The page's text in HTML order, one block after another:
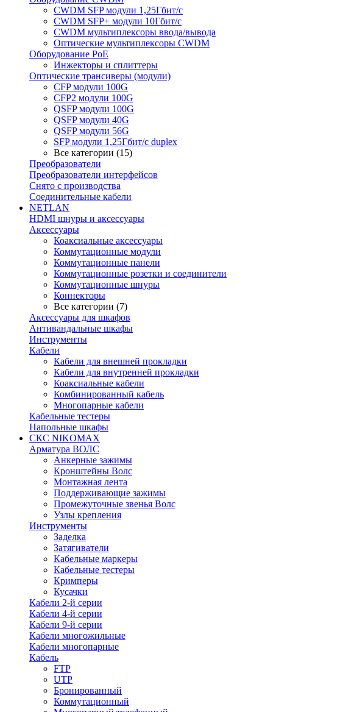
CWDM SFP модули 1,25Гбит/с
CWDM SFP+ модули 10Гбит/с
CWDM мультиплексоры ввода/вывода
Оптические мультиплексоры CWDM
Оборудование PoE
Инжекторы и сплиттеры
Оптические трансиверы (модули)
CFP модули 100G
CFP2 модули 100G
QSFP модули 100G
QSFP модули 40G
QSFP модули 56G
SFP модули 1,25Гбит/с duplex
Все категории (15)
Преобразователи
Преобразователи интерфейсов
Снято с производства
Соединительные кабели
NETLAN
HDMI шнуры и аксессуары
Аксессуары
Коаксиальные аксессуары
Коммутационные модули
Коммутационные панели
Коммутационные розетки и соединители
Коммутационные шнуры
Коннекторы
Все категории (7)
Аксессуары для шкафов
Антивандальные шкафы
Инструменты
Кабели
Кабели для внешней прокладки
Кабели для внутренней прокладки
Коаксиальные кабели
Комбинированный кабель
Многопарные кабели
Кабельные тестеры
Напольные шкафы
СКС NIKOMAX
Арматура ВОЛС
Анкерные зажимы
Кронштейны Волс
Монтажная лента
Поддерживающие зажимы
Промежуточные звенья Волс
Узлы крепления
Инструменты
Заделка
Затягиватели
Кабельные маркеры
Кабельные тестеры
Кримперы
Кусачки
Кабели 2-й серии
Кабели 4-й серии
Кабели 9-й серии
Кабели многожильные
Кабели многопарные
Кабель
FTP
UTP
Бронированный
Коммутационный